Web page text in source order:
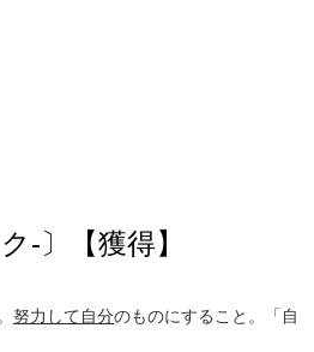
‐〕【獲得】
努力して自分のものにすること。「自